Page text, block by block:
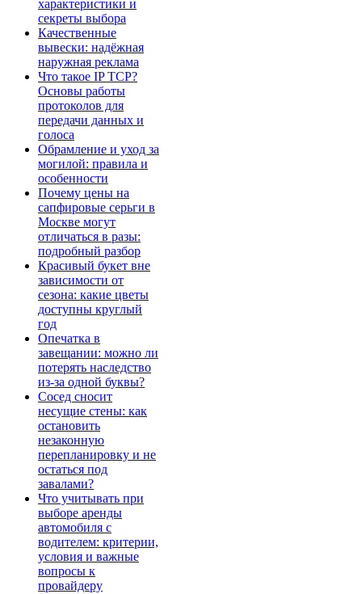
характеристики и
секреты выбора
Качественные
вывески: надёжная
наружная реклама
Что такое IP TCP?
Основы работы
протоколов для
передачи данных и
голоса
Обрамление и уход за
могилой: правила и
особенности
Почему цены на
сапфировые серьги в
Москве могут
отличаться в разы:
подробный разбор
Красивый букет вне
зависимости от
сезона: какие цветы
доступны круглый
год
Опечатка в
завещании: можно ли
потерять наследство
из-за одной буквы?
Сосед сносит
несущие стены: как
остановить
незаконную
перепланировку и не
остаться под
завалами?
Что учитывать при
выборе аренды
автомобиля с
водителем: критерии,
условия и важные
вопросы к
провайдеру